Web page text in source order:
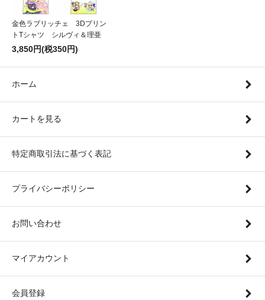
金色ラブリッチェ 3Dプリン
トTシャツ シルヴィ＆理亜
3,850円(税350円)
ホーム
カートを見る
特定商取引法に基づく表記
プライバシーポリシー
お問い合わせ
マイアカウント
会員登録